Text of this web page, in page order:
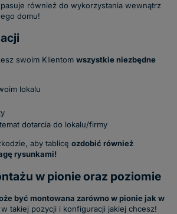
również do wykorzystania wewnątrz
domu!
swoim Klientom wszystkie niezbędne
lokalu
dotarcia do lokalu/firmy
aby tablicę ozdobić również
rysunkami!
w pionie oraz poziomie
być montowana zarówno w pionie jak w
takiej pozycji i konfiguracji jakiej chcesz!